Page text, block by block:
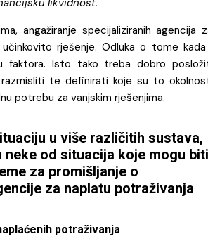
angažiranje specijaliziranih agencija
rješenje. Odluka o tome
faktora. Isto tako treba dobro
te definirati koje su to
potrebu za vanjskim rješenjima.
u više različitih sustava,
neke od situacija koje mogu biti
za promišljanje o
za naplatu potraživanja
potraživanja